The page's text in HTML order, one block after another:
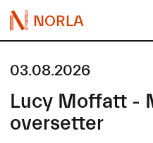
NORLA
03.08.2026
Lucy Moffatt -
oversetter